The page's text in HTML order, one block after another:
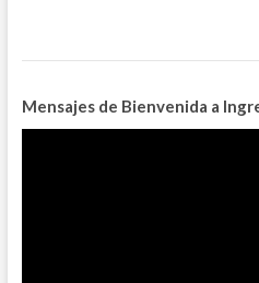
Mensajes de Bienvenida a